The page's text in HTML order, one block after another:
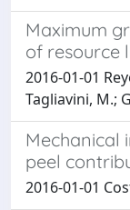
Maximum
of resource
2016-01-01
Tagliavini, M.;
Mechanical
peel
2016-01-01